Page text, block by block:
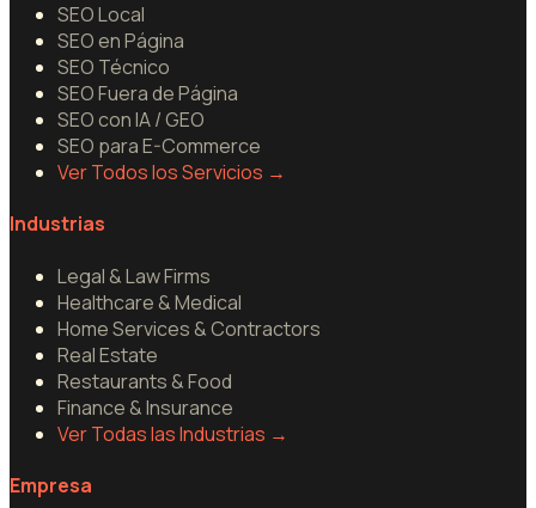
SEO Local
SEO en Página
SEO Técnico
SEO Fuera de Página
SEO con IA / GEO
SEO para E-Commerce
Ver Todos los Servicios →
Industrias
Legal & Law Firms
Healthcare & Medical
Home Services & Contractors
Real Estate
Restaurants & Food
Finance & Insurance
Ver Todas las Industrias →
Empresa